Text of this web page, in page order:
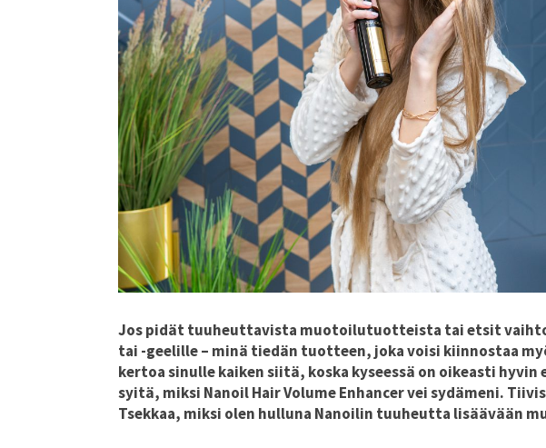
Jos pidät tuuheuttavista muotoilutuotteista tai etsit
tai -geelille – minä tiedän tuotteen, joka voisi kiinnostaa
kertoa sinulle kaiken siitä, koska kyseessä on oikeasti
syitä, miksi Nanoil Hair Volume Enhancer vei sydämeni.
Tsekkaa, miksi olen hulluna Nanoilin tuuheutta lisäävään